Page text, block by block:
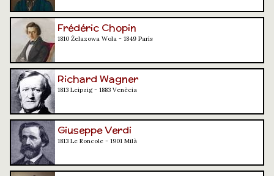
Frédéric Chopin
1810 Żelazowa Wola - 1849 París
Richard Wagner
1813 Leipzig - 1883 Venècia
Giuseppe Verdi
1813 Le Roncole - 1901 Milà